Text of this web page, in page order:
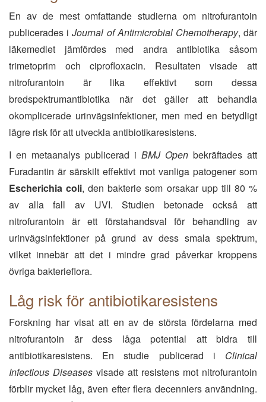
En av de mest omfattande studierna om nitrofurantoin
publicerades iJournal of Antimicrobial Chemotherapy, där
läkemedlet jämfördes med andra antibiotika såsom
trimetoprim och ciprofloxacin. Resultaten visade att
nitrofurantoin är lika effektivt som dessa
bredspektrumantibiotika när det gäller att behandla
okomplicerade urinvägsinfektioner, men med en betydligt
lägre risk för att utveckla antibiotikaresistens.
I en metaanalys publicerad i BMJ Open bekräftades att
Furadantin är särskilt effektivt mot vanliga patogener som
Escherichia coli, den bakterie som orsakar upp till 80 %
av alla fall av UVI. Studien betonade också att
nitrofurantoin är ett förstahandsval för behandling av
urinvägsinfektioner på grund av dess smala spektrum,
vilket innebär att det i mindre grad påverkar kroppens
övriga bakterieflora.
Låg risk för antibiotikaresistens
Forskning har visat att en av de största fördelarna med
nitrofurantoin är dess låga potential att bidra till
antibiotikaresistens. En studie publicerad i Clinical
Infectious Diseases visade att resistens mot nitrofurantoin
förblir mycket låg, även efter flera decenniers användning.